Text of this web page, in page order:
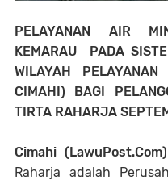
PELAYANAN AIR
KEMARAU PADA
WILAYAH
CIMAHI) BAGI
TIRTA RAHARJA
Cimahi (LawuPost.Com)
Raharja adalah